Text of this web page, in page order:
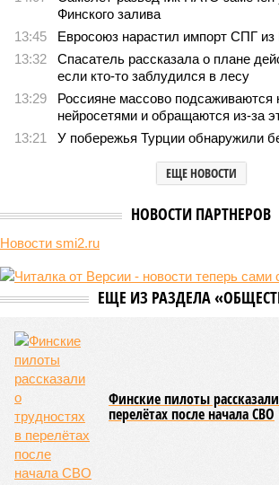
В нескольких станциях от уже сданного
леса» пайщики ЖК «Станция Л»
компании Capital Group начала
«Станция ожидания» для
В нескольких станциях от уже сданного
«Станция Л» продолжают ждать от компании
уже получают ключи – в мае 2026 года были
заключение о соответствии проектной
разрешение на ввод жилищного комплекса в
совсем недалеко, в паре станций метро
улице, картина, можно сказать, прямо
ЖК «Светлый мир «Станция Л»: та же